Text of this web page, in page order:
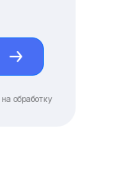
на обработку